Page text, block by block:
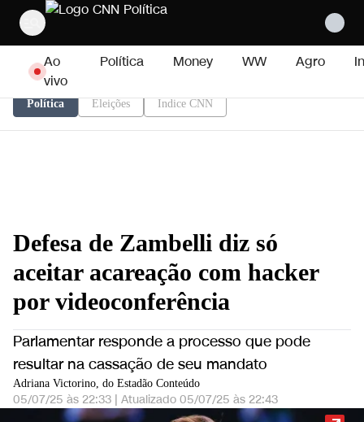
Pular para o conteúdo
Ao
vivo
Política Money WW Agro
Política Eleições Índice CNN
Defesa de Zambelli diz só
aceitar acareação com hacker
por videoconferência
Parlamentar responde a processo que pode
resultar na cassação de seu mandato
Adriana Victorino, do Estadão Conteúdo
05/07/25 às 22:33 | Atualizado 05/07/25 às 22:43